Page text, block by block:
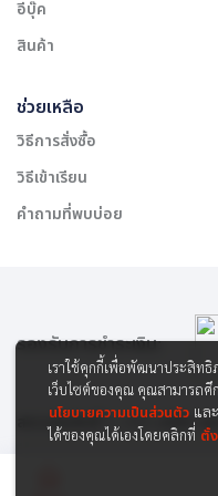
อีบุ๊ค
สินค้า
ช่วยเหลือ
วิธีการสั่งซื้อ
วิธีเข้าเรียน
คำถามที่พบบ่อย
สงวนลิขสิทธิ์ © 2565 บริษัท ส
รองรับการชำระเงิน:
เราใช้คุกกี้เพื่อพัฒนาประสิท
เว็บไซต์ของคุณ คุณสามารถศึ
นโยบายความเป็นส่วนตัว แล
ได้ของคุณได้เองโดยคลิกที่ ตั้